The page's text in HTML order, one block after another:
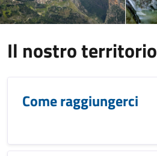
Il nostro territorio
Come raggiungerci